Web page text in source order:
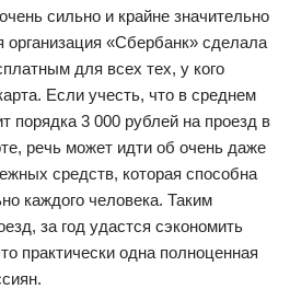
сильно и крайне значительно
организация «Сбербанк» сделала
для всех тех, у кого
Если учесть, что в среднем
порядка 3 000 рублей на проезд в
речь может идти об очень даже
средств, которая способна
каждого человека. Таким
за год удастся сэкономить
практически одна полноценная